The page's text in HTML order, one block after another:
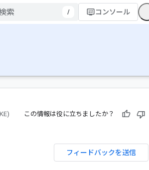
/ コンソール
この情報は役に立ちましたか？
フィードバックを送信